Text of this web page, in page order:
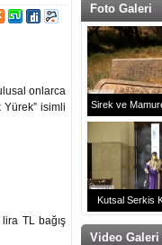
onlarca
Yürek” isimli
TL bağış
Foto Galeri
Sirek ve
Kutsal Serkis
2021 yılı
Video Galeri